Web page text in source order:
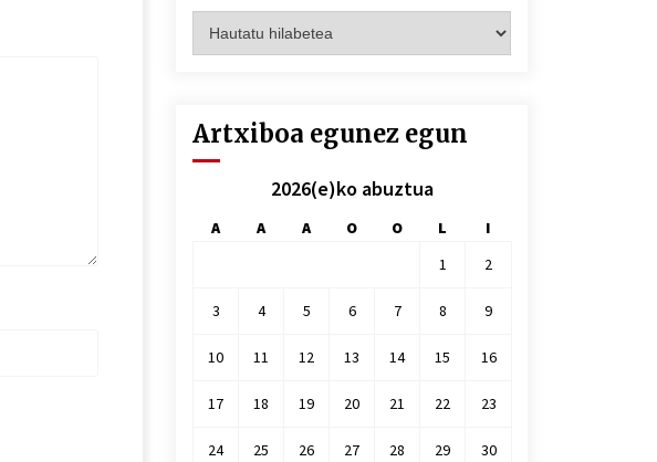
hilez
Artxiboa egunez egun
2026(e)ko abuztua
A A A O O L
I
1
2
3 4 5 6 7 8 9
10 11 12 13 14 15 16
17 18 19 20 21 22 23
24 25 26 27 28 29 30